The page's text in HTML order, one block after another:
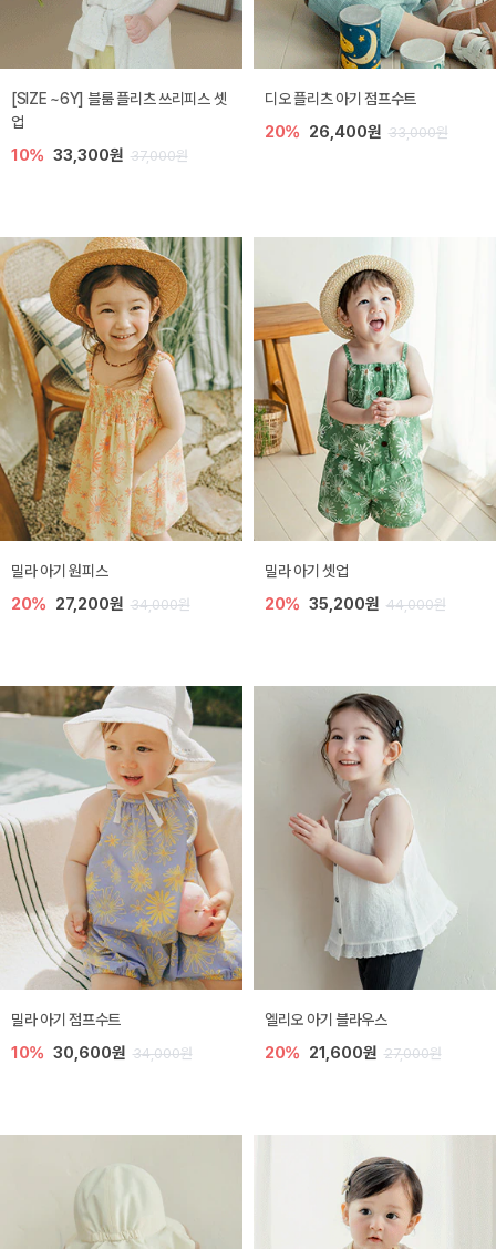
[SIZE ~6Y] 블룸 플리츠 쓰리피스 셋
업
10% 33,300원 37,000원
디오 플리츠 아기 점프수트
20% 26,400원 33,000원
밀라 아기 원피스
20% 27,200원 34,000원
밀라 아기 셋업
20% 35,200원 44,000원
밀라 아기 점프수트
10% 30,600원 34,000원
엘리오 아기 블라우스
20% 21,600원 27,000원